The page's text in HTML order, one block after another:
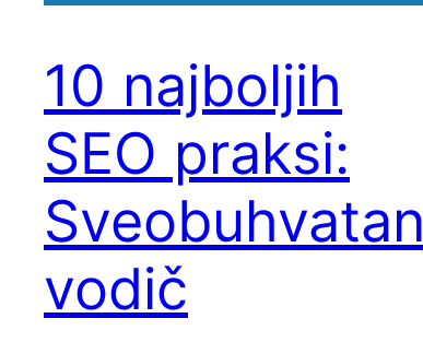
10 najboljih
SEO praksi:
Sveobuhvatan
vodič